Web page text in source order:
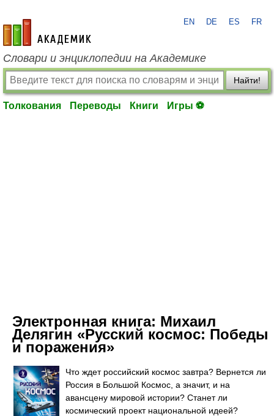
academic.ru
EN DE ES FR
Словари и энциклопедии на Академике
Найти!
Толкования Переводы Книги Игры ⚽
Электронная книга: Михаил
Делягин «Русский космос: Победы
и поражения»
Что ждет российский космос завтра? Вернется ли
Россия в Большой Космос, а значит, и на
авансцену мировой истории? Станет ли
космический проект национальной идеей?